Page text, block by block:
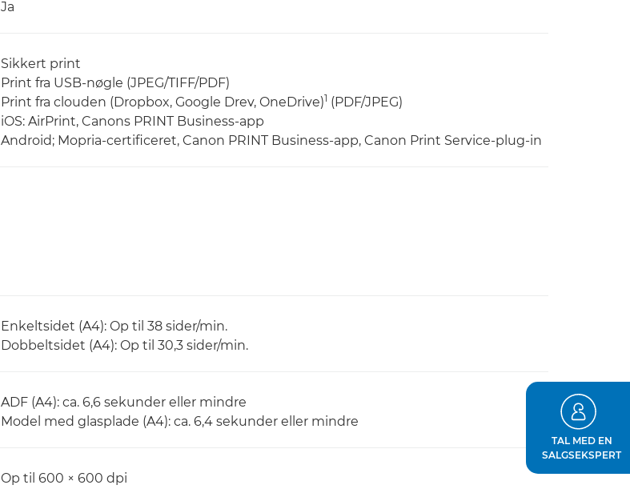
Ja
Sikkert print
Print fra USB-nøgle (JPEG/TIFF/PDF)
Print fra clouden (Dropbox, Google Drev, OneDrive)1 (PDF/JPEG)
iOS: AirPrint, Canons PRINT Business-app
Android; Mopria-certificeret, Canon PRINT Business-app, Canon Print Service-plug-in
Enkeltsidet (A4): Op til 38 sider/min.
Dobbeltsidet (A4): Op til 30,3 sider/min.
ADF (A4): ca. 6,6 sekunder eller mindre
Model med glasplade (A4): ca. 6,4 sekunder eller mindre
Op til 600 × 600 dpi
TAL MED EN
SALGSEKSPERT